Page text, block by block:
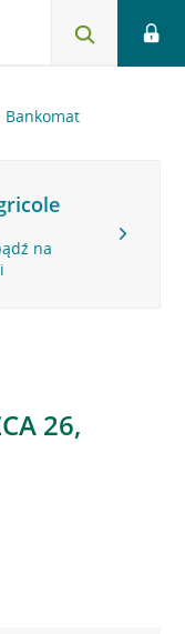
Bankomat
na
26,